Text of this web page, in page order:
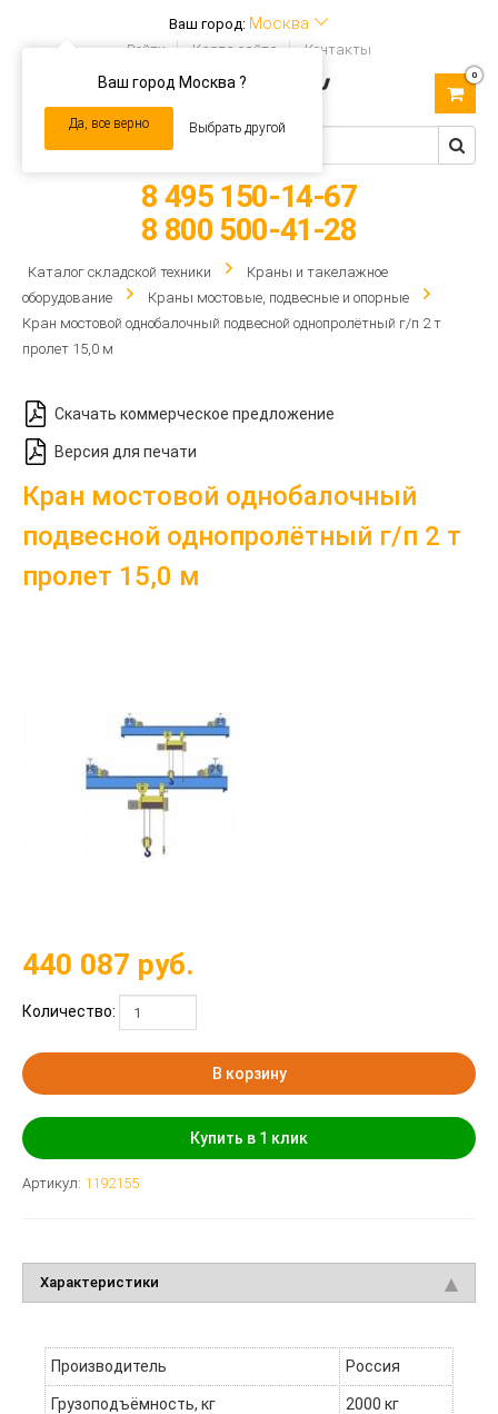
Ваш город: Москва
Ваш город Москва ?
Да, все верно Выбрать другой
Войти Карта сайта Контакты
navigation
0
8 495 150-14-67
8 800 500-41-28
Каталог складской техники
Краны и такелажное
оборудование
Краны мостовые, подвесные и опорные
Кран мостовой однобалочный подвесной однопролётный г/п 2 т
пролет 15,0 м
Скачать коммерческое предложение
Версия для печати
Кран мостовой однобалочный
подвесной однопролётный г/п 2 т
пролет 15,0 м
440 087 руб.
Количество:
В корзину
Купить в 1 клик
Артикул: 1192155
Характеристики
Производитель Россия
Грузоподъёмность, кг 2000 кг